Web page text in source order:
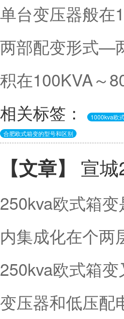
单台变压器般在
两部配变形式—
积在100KVA～
相关标签：
1000kva欧
合肥欧式箱变的型号和区别
【文章】 宣
250kva欧式箱
内集成化在个
250kva欧式箱
变压器和低压配